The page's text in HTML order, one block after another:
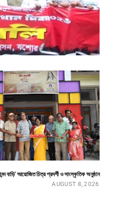
বাড়ি’ আয়োজিত চিত্র প্রদর্শী ও সাংস্কৃতিক অনুষ্ঠান
AUGUST 8, 2026